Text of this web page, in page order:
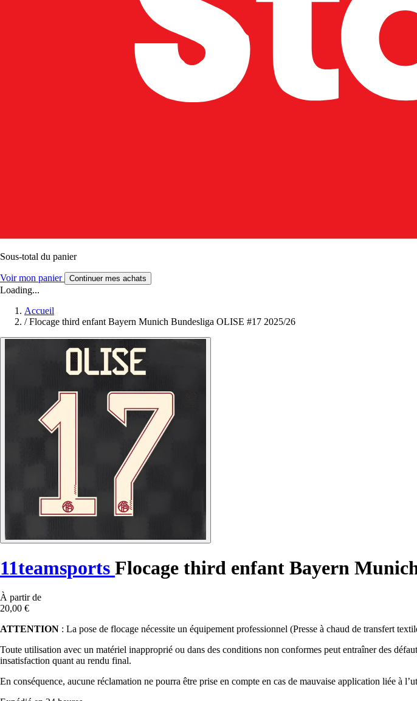
Sous-total du panier
Voir mon panier Continuer mes achats
Loading...
Accueil
/ Flocage third enfant Bayern Munich Bundesliga OLISE #17 2025/26
11teamsports Flocage third enfant Bayern
À partir de
20,00 €
ATTENTION : La pose de flocage nécessite un équipement professionnel (Presse à chaud de transfert
Toute utilisation avec un matériel inapproprié ou dans des conditions non conformes peut entraîner des
insatisfaction quant au rendu final.
En conséquence, aucune réclamation ne pourra être prise en compte en cas de mauvaise application liée à